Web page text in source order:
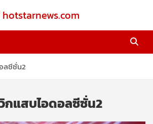
ส์ hotstarnews.com
ลซีซั่น2
กแสบไอดอลซีซั่น2